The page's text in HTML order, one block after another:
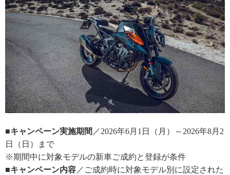
■キャンペーン実施期間 ／2026年6月1日（月）～2026年8月2
日（日）まで
※期間中に対象モデルの新車ご成約と登録が条件
■キャンペーン内容 ／ご成約時に対象モデル別に設定された